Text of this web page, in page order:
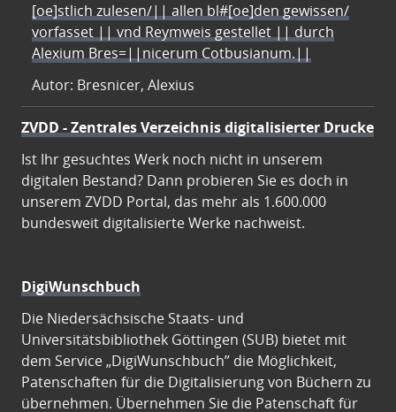
[oe]stlich zulesen/|| allen bl#[oe]den gewissen/
vorfasset || vnd Reymweis gestellet || durch
Alexium Bres=||nicerum Cotbusianum.||
Autor: Bresnicer, Alexius
ZVDD - Zentrales Verzeichnis digitalisierter Drucke
Ist Ihr gesuchtes Werk noch nicht in unserem
digitalen Bestand? Dann probieren Sie es doch in
unserem ZVDD Portal, das mehr als 1.600.000
bundesweit digitalisierte Werke nachweist.
DigiWunschbuch
Die Niedersächsische Staats- und
Universitätsbibliothek Göttingen (SUB) bietet mit
dem Service „DigiWunschbuch” die Möglichkeit,
Patenschaften für die Digitalisierung von Büchern zu
übernehmen. Übernehmen Sie die Patenschaft für